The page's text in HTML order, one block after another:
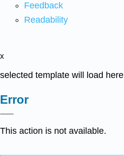
Feedback
Readability
x
selected template will load here
Error
This action is not available.